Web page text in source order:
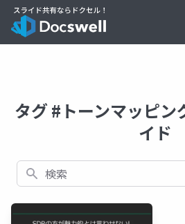
タグ #トーンマッピン
イド
検索